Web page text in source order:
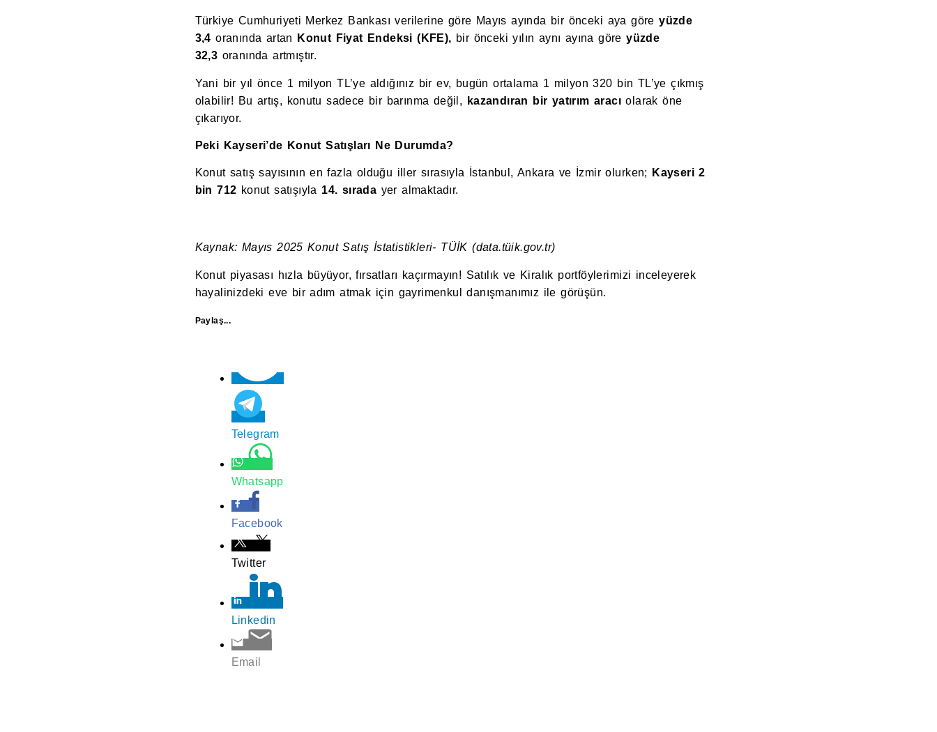
Türkiye Cumhuriyeti Merkez Bankası verilerine göre Mayıs ayında bir önceki aya göreyüzde
3,4 oranında artan Konut Fiyat Endeksi (KFE), bir önceki yılın aynı ayına göreyüzde
32,3 oranında artmıştır.
Yani bir yıl önce 1 milyon TL’ye aldığınız bir ev, bugün ortalama 1 milyon 320 bin TL’ye çıkmış
olabilir! Bu artış, konutu sadece bir barınma değil,
kazandıran bir yatırım aracıolarak öne
çıkarıyor.
Peki Kayseri’de Konut Satışları Ne Durumda?
Konut satış sayısının en fazla olduğu iller sırasıyla İstanbul, Ankara ve İzmir olurken; Kayseri 2
bin 712 konut satışıyla 14. sırada yer almaktadır.
Kaynak: Mayıs 2025 Konut Satış İstatistikleri- TÜİK (data.tüik.gov.tr)
Konut piyasası hızla büyüyor, fırsatları kaçırmayın! Satılık ve Kiralık portföylerimizi inceleyerek
hayalinizdeki eve bir adım atmak için gayrimenkul danışmanımız ile görüşün.
Paylaş...
Telegram
Whatsapp
Facebook
Twitter
Linkedin
Email